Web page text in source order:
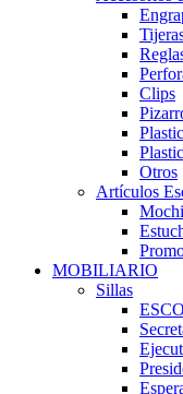
Clips
Otros
Artículos
MOBILIARIO
Sillas